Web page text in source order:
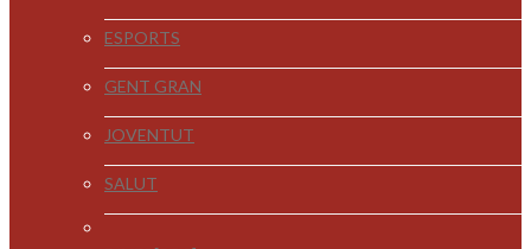
ESPORTS
GENT GRAN
JOVENTUT
SALUT